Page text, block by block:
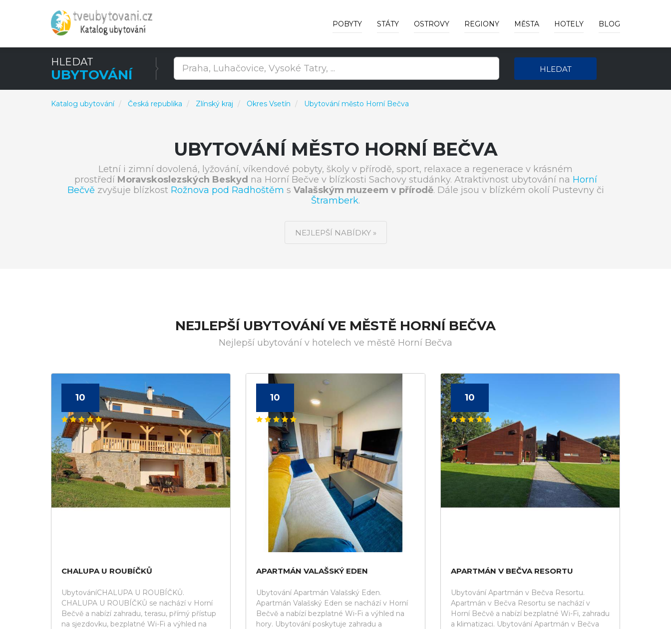
POBYTY STÁTY OSTROVY REGIONY MĚSTA HOTELY BLOG
HLEDAT
UBYTOVÁNÍ HLEDAT
Katalog ubytování Česká republika Zlínský kraj Okres Vsetín Ubytování město Horní Bečva
UBYTOVÁNÍ MĚSTO HORNÍ BEČVA
Letní i zimní dovolená, lyžování, víkendové pobyty, školy v přírodě, sport, relaxace a regenerace v krásném
prostředí Moravskoslezských Beskyd na Horní Bečve v blízkosti Sachovy studánky. Atraktivnost ubytování na Horní
Bečvě zvyšuje blízkost Rožnova pod Radhoštěm s Valašským muzeem v přírodě. Dále jsou v blízkém okolí Pustevny či
Štramberk.
NEJLEPŠÍ NABÍDKY »
NEJLEPŠÍ UBYTOVÁNÍ VE MĚSTĚ HORNÍ BEČVA
Nejlepší ubytování v hotelech ve městě Horní Bečva
10
CHALUPA U ROUBÍČKŮ
UbytováníCHALUPA U ROUBÍČKŮ.
CHALUPA U ROUBÍČKŮ se nachází v Horní
Bečvě a nabízí zahradu, terasu, přímý přístup
na sjezdovku, bezplatné Wi-Fi a výhled na
10
APARTMÁN VALAŠSKÝ EDEN
Ubytování Apartmán Valašský Eden.
Apartmán Valašský Eden se nachází v Horní
Bečvě a nabízí bezplatné Wi-Fi a výhled na
hory. Ubytování poskytuje zahradu a
10
APARTMÁN V BEČVA RESORTU
Ubytování Apartmán v Bečva Resortu.
Apartmán v Bečva Resortu se nachází v
Horní Bečvě a nabízí bezplatné Wi-Fi, zahradu
a klimatizaci. Ubytování Apartmán v Bečva